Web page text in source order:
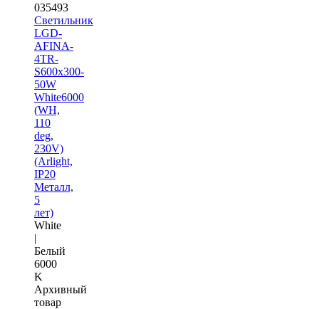
035493
Светильник
LGD-
AFINA-
4TR-
S600x300-
50W
White6000
(WH,
110
deg,
230V)
(Arlight,
IP20
Металл,
5
лет)
White
|
Белый
6000
K
Архивный
товар